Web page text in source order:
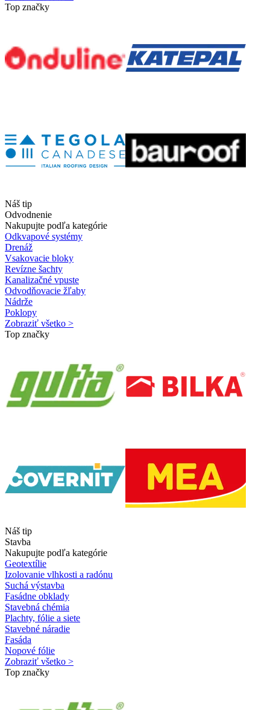
Top značky
Náš tip
Odvodnenie
Nakupujte podľa kategórie
Odkvapové systémy
Drenáž
Vsakovacie bloky
Revízne šachty
Kanalizačné vpuste
Odvodňovacie žľaby
Nádrže
Poklopy
Zobraziť všetko >
Top značky
Náš tip
Stavba
Nakupujte podľa kategórie
Geotextílie
Izolovanie vlhkosti a radónu
Suchá výstavba
Fasádne obklady
Stavebná chémia
Plachty, fólie a siete
Stavebné náradie
Fasáda
Nopové fólie
Zobraziť všetko >
Top značky